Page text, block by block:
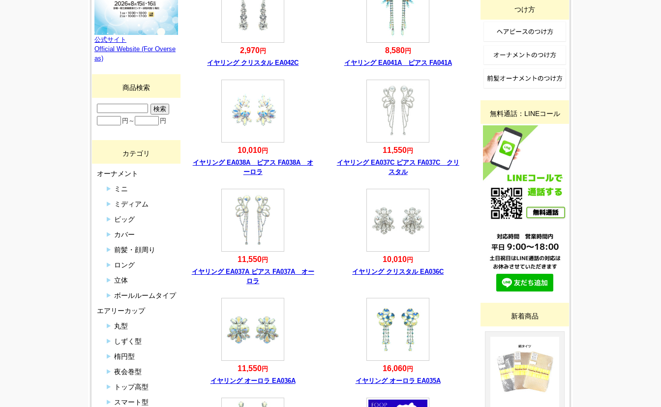
2,970円
イヤリング クリスタル EA042C
8,580円
イヤリング EA041A ピアス FA041A
10,010円
イヤリング EA038A ピアス FA038A オ
ーロラ
11,550円
イヤリング EA037C ピアス FA037C クリ
スタル
11,550円
イヤリング EA037A ピアス FA037A オー
ロラ
10,010円
イヤリング クリスタル EA036C
11,550円
イヤリング オーロラ EA036A
16,060円
イヤリング オーロラ EA035A
公式サイト
Official Website (For Overse
as)
商品検索
円～ 円
カテゴリ
オーナメント
ミニ
ミディアム
ビッグ
カバー
前髪・顔周り
ロング
立体
ボールルームタイプ
エアリーカップ
丸型
しずく型
楕円型
夜会巻型
トップ高型
スマート型
つけ方
無料通話：LINEコール
新着商品